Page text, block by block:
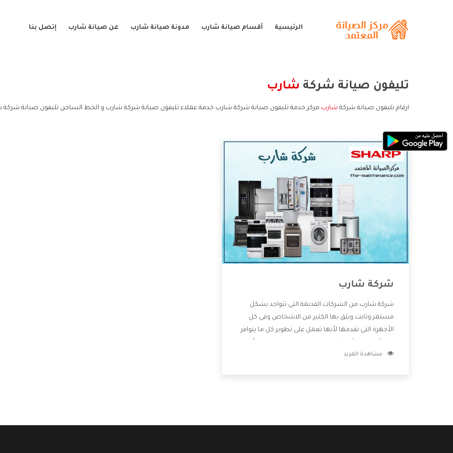
الرئيسية أقسام صيانة شارب مدونة صيانة شارب عن صيانة شارب إتصل بنا
تليفون صيانة شركة شارب
ارقام تليفون صيانة شركة شارب مركز خدمة تليفون صيانة شركة شارب خدمة عملاء تليفون صيانة شركة شارب و الخط الساخن تليفون صيانة شركة
شركة شارب
شركة شارب من الشركات القديمة التى تتواجد بشكل
مستمر وثابت ويثق بها الكثير من الاشخاص وفى كل
الأجهزة التى تقدمها لأنها تعمل على تطوير كل ما يتوافر
خدمات ما بعد البيع مع المنتجات وتقدم للعملاء أقوى
مشاهدة المزيد